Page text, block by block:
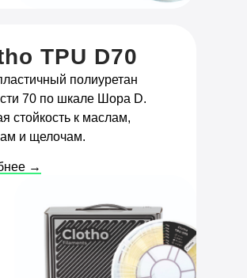
TPU D70
полиуретан
70 по шкале Шора D.
стойкость к маслам,
и щелочам.
→